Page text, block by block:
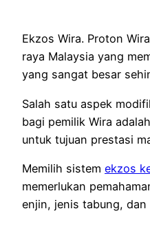
Ekzos Wira. Proton
raya Malaysia yang
yang sangat besar
Salah satu aspek
bagi pemilik Wira
untuk tujuan prestasi
Memilih sistem ekzos
memerlukan
enjin, jenis tabung,